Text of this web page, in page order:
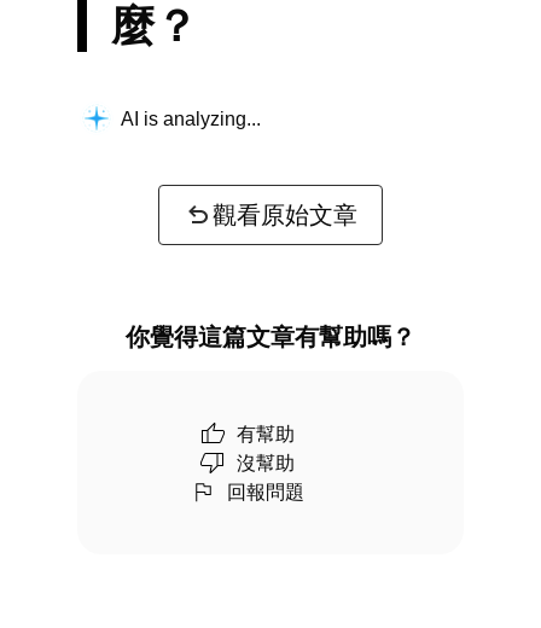
麼？
AI is analyzing...
觀看原始文章
你覺得這篇文章有幫助嗎？
有幫助
沒幫助
回報問題